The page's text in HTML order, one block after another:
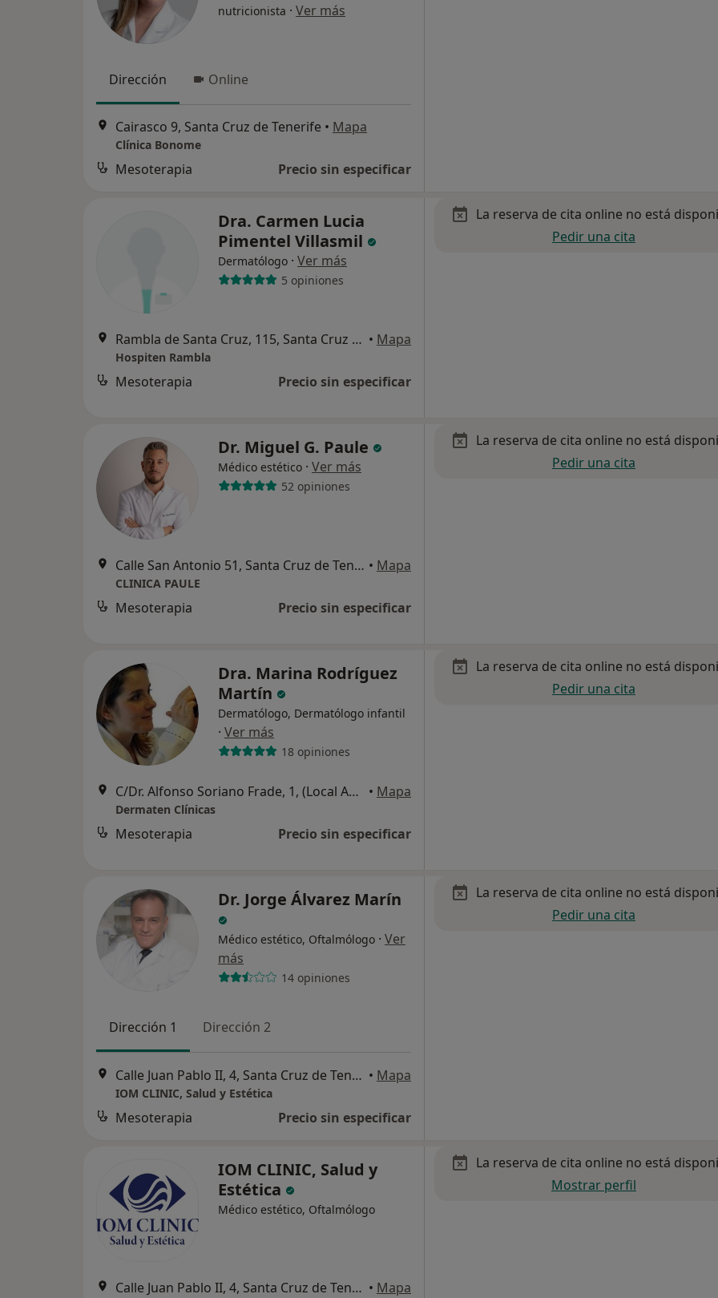
nutricionista · Ver más
Dirección Online
Cairasco 9, Santa Cruz de Tenerife • Mapa
Clínica Bonome
Mesoterapia Precio sin especificar
Dra. Carmen Lucia
Pimentel Villasmil
Dermatólogo · Ver más
5 opiniones
Rambla de Santa Cruz, 115, Santa Cruz de Tenerife • Mapa
Hospiten Rambla
Mesoterapia Precio sin especificar
La reserva de cita online no está
Pedir una cita
Dr. Miguel G. Paule
Médico estético · Ver más
52 opiniones
Calle San Antonio 51, Santa Cruz de Tenerife • Mapa
CLINICA PAULE
Mesoterapia Precio sin especificar
La reserva de cita online no está
Pedir una cita
Dra. Marina Rodríguez
Martín
Dermatólogo, Dermatólogo infantil
· Ver más
18 opiniones
C/Dr. Alfonso Soriano Frade, 1, (Local AB), Santa Cruz de Tenerife • Mapa
Dermaten Clínicas
Mesoterapia Precio sin especificar
La reserva de cita online no está
Pedir una cita
Dr. Jorge Álvarez Marín
Médico estético, Oftalmólogo · Ver
más
14 opiniones
Dirección 1 Dirección 2
Calle Juan Pablo II, 4, Santa Cruz de Tenerife • Mapa
IOM CLINIC, Salud y Estética
Mesoterapia Precio sin especificar
La reserva de cita online no está
Pedir una cita
IOM CLINIC, Salud y
Estética
Médico estético, Oftalmólogo
Calle Juan Pablo II, 4, Santa Cruz de Tenerife • Mapa
La reserva de cita online no está
Mostrar perfil